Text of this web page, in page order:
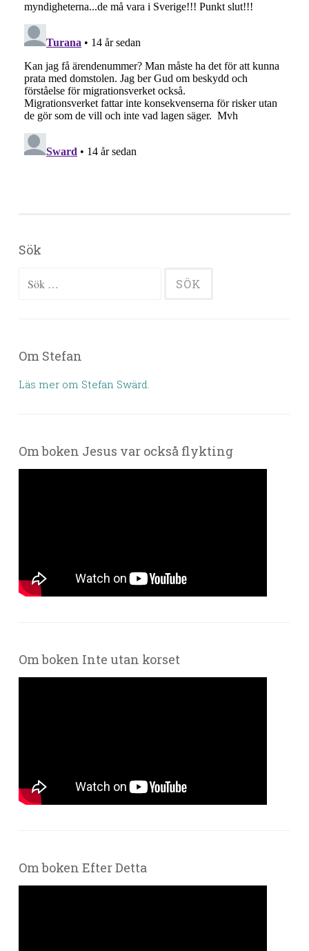
Sök
Sök efter:
Om Stefan
Läs mer om Stefan Swärd.
Om boken Jesus var också flykting
Om boken Inte utan korset
Om boken Efter Detta